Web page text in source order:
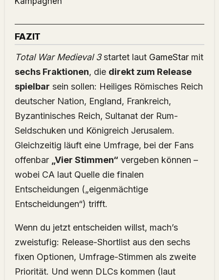
FAZIT
Total War Medieval 3startet laut GameStarmit
sechs Fraktionen, die direkt zum Release
spielbar sein sollen: Heiliges Römisches Reich
deutscher Nation, England, Frankreich,
Byzantinisches Reich, Sultanat der Rum-
Seldschuken und Königreich Jerusalem.
Gleichzeitig läuft eine Umfrage, bei der Fans
offenbar „Vier Stimmen“ vergeben können –
wobei CA laut Quelle die finalen
Entscheidungen („eigenmächtige
Entscheidungen“) trifft.
Wenn du jetzt entscheiden willst, mach’s
zweistufig: Release-Shortlist aus den sechs
fixen Optionen, Umfrage-Stimmen als zweite
Priorität. Und wenn DLCs kommen (laut